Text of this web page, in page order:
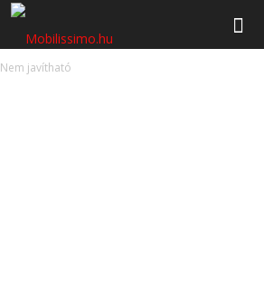
Nem javítható